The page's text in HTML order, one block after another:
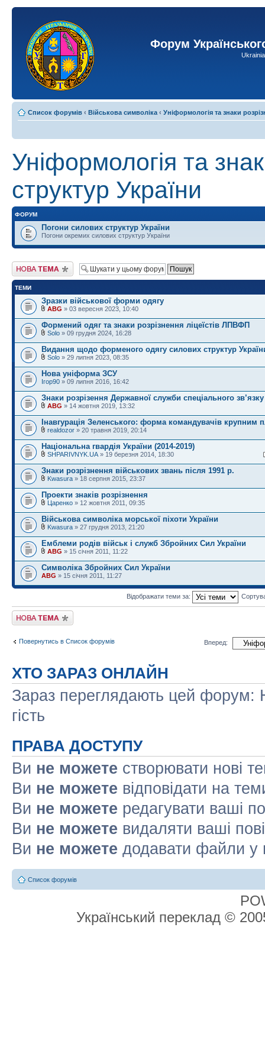
Форум
Список форумів ‹ Військова символіка ‹ Уніформологія та знаки
Уніформологія та
структур України
ФОРУМ
Погони силових структур України
Погони окремих силових структур України
Створити нову тему
ТЕМИ
Зразки військової форми одягу
ABG » 03 вересня 2023, 10:40
Формений одяг та знаки розрізнення ліцеїстів ЛПВФП
Solo » 09 грудня 2024, 16:28
Видання щодо форменого одягу силових структур
Solo » 29 липня 2023, 08:35
Нова уніформа ЗСУ
Ігор90 » 09 липня 2016, 16:42
Знаки розрізення Державної служби спеціального зв’язку
ABG » 14 жовтня 2019, 13:32
Інавгурація Зеленського: форма командувачів крупним
realdozor » 20 травня 2019, 20:14
Національна гвардія України (2014-2019)
SHPARIVNYK.UA » 19 березня 2014, 18:30
Знаки розрізнення військових звань пiсля 1991 р.
Kwasura » 18 серпня 2015, 23:37
Проекти знаків розрізнення
Царенко » 12 жовтня 2011, 09:35
Військова символіка морської піхоти України
Kwasura » 27 грудня 2013, 21:20
Емблеми родів військ і служб Збройних Сил України
ABG » 15 січня 2011, 11:22
Символіка Збройних Сил України
ABG » 15 січня 2011, 11:27
Відображати теми за:
Створити нову тему
Повернутись в Список форумів Вперед:
ХТО ЗАРАЗ ОНЛАЙН
Зараз переглядають цей форум:
гість
ПРАВА ДОСТУПУ
Ви не можете створювати нові
Ви не можете відповідати на
Ви не можете редагувати ваші
Ви не можете видаляти ваші
Ви не можете додавати файли у
Список форумів
Український переклад ©